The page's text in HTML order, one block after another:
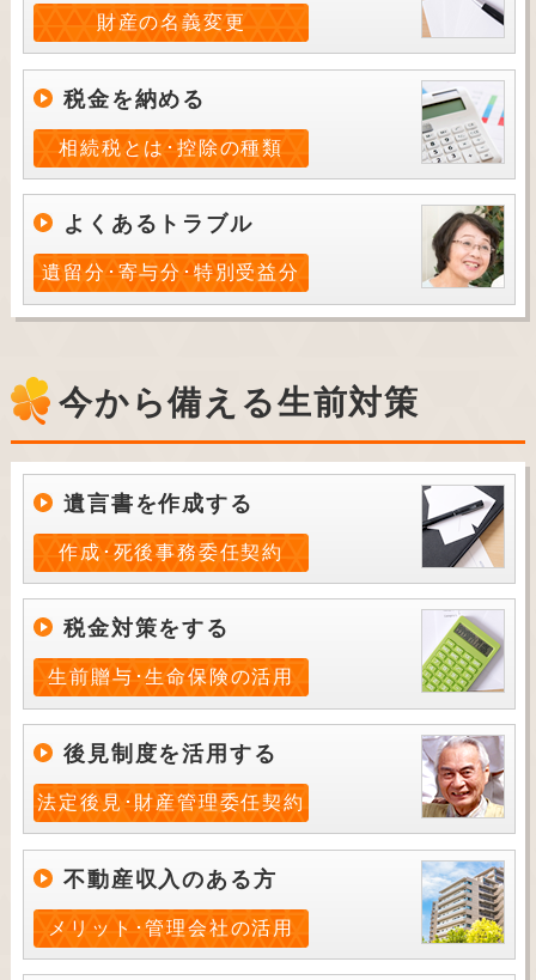
財産の名義変更
税金を納める
相続税とは･控除の種類
よくあるトラブル
遺留分･寄与分･特別受益分
今から備える生前対策
遺言書を作成する
作成･死後事務委任契約
税金対策をする
生前贈与･生命保険の活用
後見制度を活用する
法定後見･財産管理委任契約
不動産収入のある方
メリット･管理会社の活用